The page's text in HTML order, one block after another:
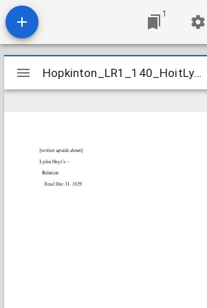
1
Mirador
viewer
Hopkinton_LR1_140_HoitLydia_1829Dec31